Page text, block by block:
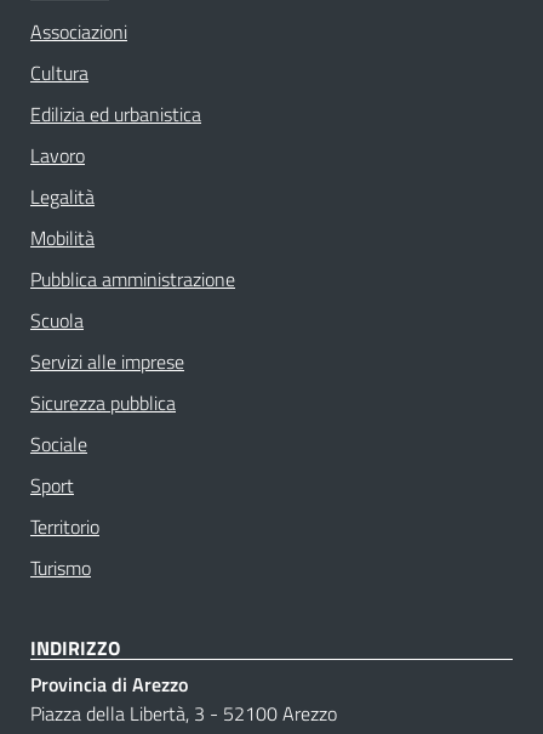
Associazioni
Cultura
Edilizia ed urbanistica
Lavoro
Legalità
Mobilità
Pubblica amministrazione
Scuola
Servizi alle imprese
Sicurezza pubblica
Sociale
Sport
Territorio
Turismo
INDIRIZZO
Provincia di Arezzo
Piazza della Libertà, 3 - 52100 Arezzo